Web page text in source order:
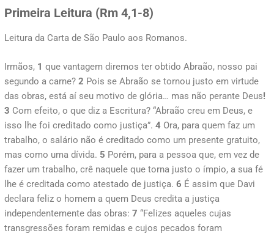
Primeira Leitura (Rm 4,1-8)
Leitura da Carta de São Paulo aos Romanos.
Irmãos, 1 que vantagem diremos ter obtido Abraão, nosso pai
segundo a carne? 2 Pois se Abraão se tornou justo em virtude
das obras, está aí seu motivo de glória… mas não perante Deus!
3 Com efeito, o que diz a Escritura? “Abraão creu em Deus, e
isso lhe foi creditado como justiça”. 4 Ora, para quem faz um
trabalho, o salário não é creditado como um presente gratuito,
mas como uma dívida. 5 Porém, para a pessoa que, em vez de
fazer um trabalho, crê naquele que torna justo o ímpio, a sua fé
lhe é creditada como atestado de justiça. 6 É assim que Davi
declara feliz o homem a quem Deus credita a justiça
independentemente das obras: 7 “Felizes aqueles cujas
transgressões foram remidas e cujos pecados foram